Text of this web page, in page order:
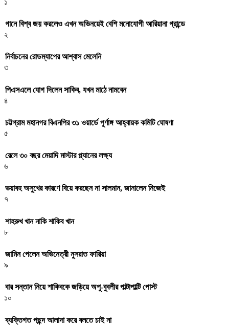
গানে বিশ্ব জয় করলেও এখন অভিনয়েই বেশি মনোযোগী আরিয়ানা গ্রান্ডে
২
নির্বাচনের রোডম্যাপের আশ্বাস মেলেনি
৩
পিএসএলে যোগ দিলেন সাকিব, যখন মাঠে নামবেন
৪
চট্টগ্রাম মহানগর বিএনপির ৩১ ওয়ার্ডে পূর্ণাঙ্গ আহ্বায়ক কমিটি ঘোষণা
৫
রেলে ৩০ বছর মেয়াদি মাস্টার প্ল্যানের লক্ষ্য
৬
ভয়াবহ অসুখের কারণে বিয়ে করছেন না সালমান, জানালেন নিজেই
৭
শাহরুখ খান নাকি শাকিব খান
৮
জামিন পেলেন অভিনেত্রী নুসরাত ফারিয়া
৯
বার সন্তান নিয়ে শাকিবকে জড়িয়ে অপু-বুবলীর পাল্টাপাল্টি পোস্ট
১০
ব্যক্তিগত পছন্দ আলাদা করে বলতে চাই না